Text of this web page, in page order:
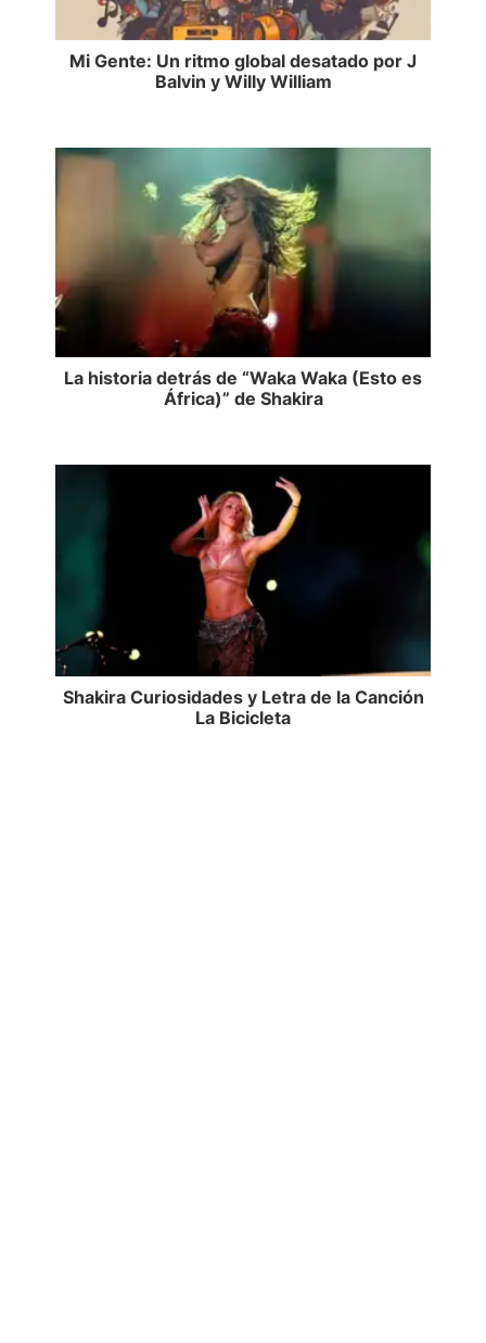
Mi Gente: Un ritmo global desatado por J
Balvin y Willy William
La historia detrás de “Waka Waka (Esto es
África)” de Shakira
Shakira Curiosidades y Letra de la Canción
La Bicicleta